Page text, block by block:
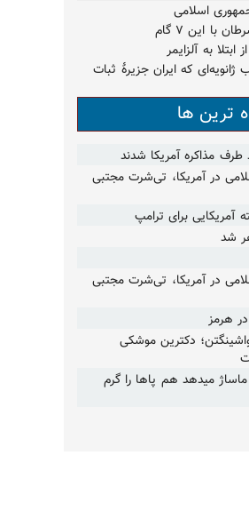
اسلامی
به آلزایمر
که ایران جزیرۀ ثبات
ترین ها
طرف مذاکره آمریکا شدند
در آمریکا، تی‌شرت مجتبی
آمریکایی برای ترامپ
شد
در آمریکا، تی‌شرت مجتبی
هرمز
دکترین موشکی
میدهد هم پاها را گرم